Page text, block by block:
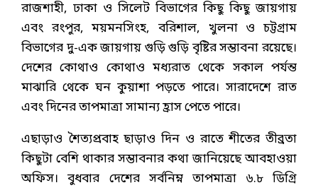
রাজশাহী, ঢাকা ও সিলেট বিভাগের কিছু কিছু জায়গায়
এবং রংপুর, ময়মনসিংহ, বরিশাল, খুলনা ও চট্টগ্রাম
বিভাগের দু-এক জায়গায় গুড়ি গুড়ি বৃষ্টির সম্ভাবনা রয়েছে।
দেশের কোথাও কোথাও মধ্যরাত থেকে সকাল পর্যন্ত
মাঝারি থেকে ঘন কুয়াশা পড়তে পারে। সারাদেশে রাত
এবং দিনের তাপমাত্রা সামান্য হ্রাস পেতে পারে।
এছাড়াও শৈত্যপ্রবাহ ছাড়াও দিন ও রাতে শীতের তীব্রতা
কিছুটা বেশি থাকার সম্ভাবনার কথা জানিয়েছে আবহাওয়া
অফিস। বুধবার দেশের সর্বনিম্ন তাপমাত্রা ৬.৮ ডিগ্রি